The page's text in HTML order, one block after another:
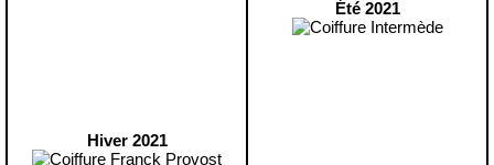
Hiver 2021
Été 2021